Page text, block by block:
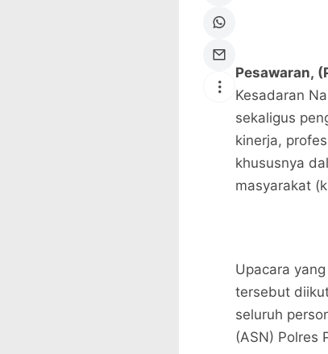
Pesawaran,
Kesadaran
sekaligus
kinerja,
khususnya
masyarakat
Upacara
tersebut
seluruh
(ASN) Polres